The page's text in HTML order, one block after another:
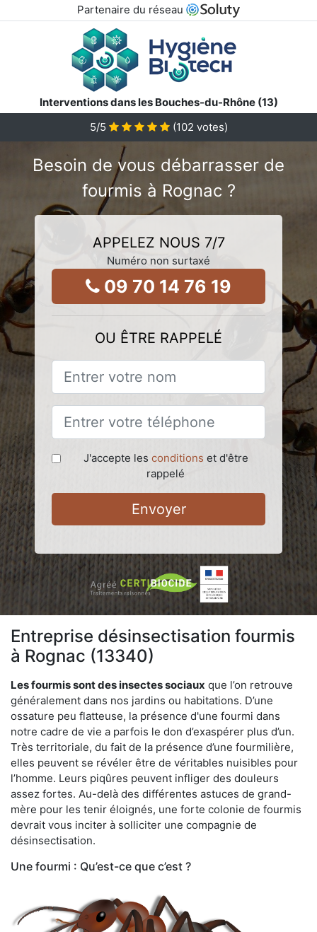
Partenaire du réseau
Interventions dans les Bouches-du-Rhône (13)
5/5 (102 votes)
Besoin de vous débarrasser de
fourmis à Rognac ?
APPELEZ NOUS 7/7
Numéro non surtaxé
09 70 14 76 19
OU ÊTRE RAPPELÉ
J'accepte les conditions et d'être
rappelé
Envoyer
Entreprise désinsectisation fourmis
à Rognac (13340)
Les fourmis sont des insectes sociaux que l’on retrouve
généralement dans nos jardins ou habitations. D’une
ossature peu flatteuse, la présence d'une fourmi dans
notre cadre de vie a parfois le don d’exaspérer plus d’un.
Très territoriale, du fait de la présence d’une fourmilière,
elles peuvent se révéler être de véritables nuisibles pour
l’homme. Leurs piqûres peuvent infliger des douleurs
assez fortes. Au-delà des différentes astuces de grand-
mère pour les tenir éloignés, une forte colonie de fourmis
devrait vous inciter à solliciter une compagnie de
désinsectisation.
Une fourmi : Qu’est-ce que c’est ?